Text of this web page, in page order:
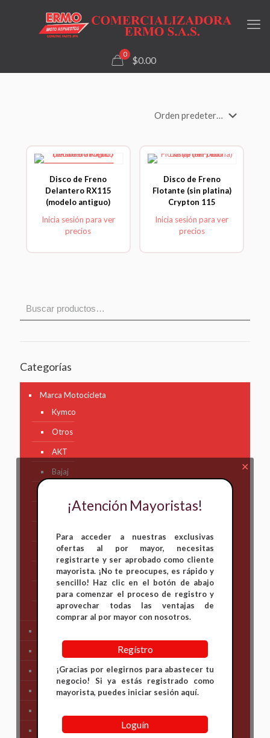
0
$0.00
Disco de Freno
Delantero RX115
(modelo antiguo)
Inicia sesión para ver
precios
Disco de Freno
Flotante (sin platina)
Crypton 115
Inicia sesión para ver
precios
Categorías
Marca Motocicleta
Kymco
Otros
AKT
Bajaj
Honda
KTM
Suzuki
TVS
Yamaha
Partes del Chasis
SIstema Eléctrico
Primera Necesidad
✕
¡Atención Mayoristas!
Para acceder a nuestras exclusivas
ofertas al por mayor, necesitas
registrarte y ser aprobado como cliente
mayorista. ¡No te preocupes, es rápido y
sencillo! Haz clic en el botón de abajo
para comenzar el proceso de registro y
aprovechar todas las ventajas de
comprar al por mayor con nosotros.
Regístro
¡Gracias por elegirnos para abastecer tu
negocio! Si ya estás registrado como
mayorista, puedes iniciar sesión aquí.
Loguín